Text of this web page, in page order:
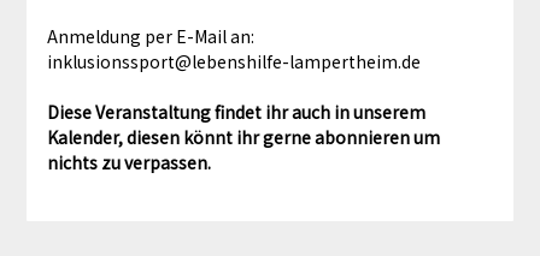
Anmeldung per E-Mail an:
inklusionssport@lebenshilfe-lampertheim.de
Diese Veranstaltung findet ihr auch in unserem
Kalender, diesen könnt ihr gerne abonnieren um
nichts zu verpassen.